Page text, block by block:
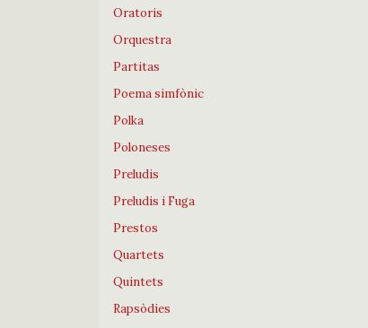
Oratoris
Orquestra
Partitas
Poema simfònic
Polka
Poloneses
Preludis
Preludis i Fuga
Prestos
Quartets
Quintets
Rapsòdies